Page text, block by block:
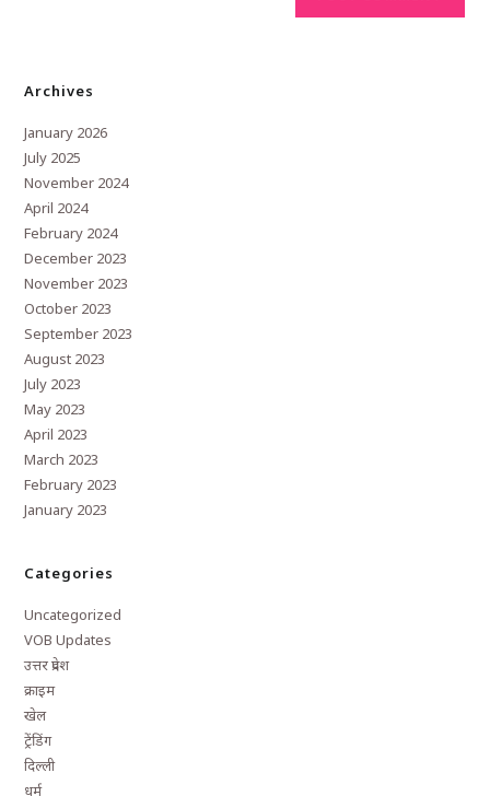
Archives
January 2026
July 2025
November 2024
April 2024
February 2024
December 2023
November 2023
October 2023
September 2023
August 2023
July 2023
May 2023
April 2023
March 2023
February 2023
January 2023
Categories
Uncategorized
VOB Updates
उत्तर प्रदेश
क्राइम
खेल
ट्रेंडिंग
दिल्ली
धर्म